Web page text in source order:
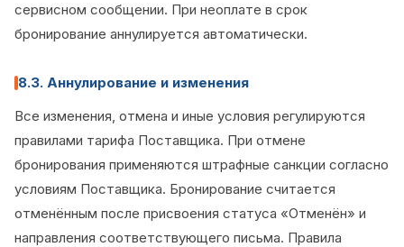
сервисном сообщении. При неоплате в срок
бронирование аннулируется автоматически.
8.3. Аннулирование и изменения
Все изменения, отмена и иные условия регулируются
правилами тарифа Поставщика. При отмене
бронирования применяются штрафные санкции согласно
условиям Поставщика. Бронирование считается
отменённым после присвоения статуса «Отменён» и
направления соответствующего письма. Правила